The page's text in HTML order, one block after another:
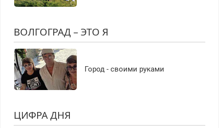
ВОЛГОГРАД – ЭТО Я
Город - своими руками
ЦИФРА ДНЯ